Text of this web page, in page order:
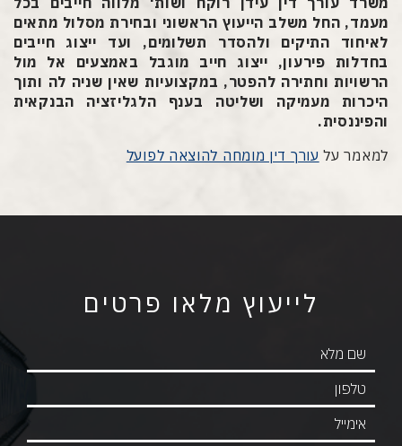
מעמד, החל משלב הייעוץ הראשוני ובחירת מסלול מתאים
לאיחוד התיקים ולהסדר תשלומים, ועד ייצוג חייבים
בחדלות פירעון, ייצוג חייב מוגבל באמצעים אל מול
הרשויות וחתירה להפטר, במקצועיות שאין שניה לה ותוך
היכרות מעמיקה ושליטה בענף הלגליזציה הבנקאית
והפיננסית.
למאמר על עורך דין מומחה להוצאה לפועל
לייעוץ מלאו פרטים